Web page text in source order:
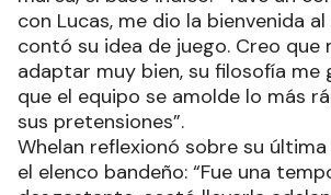
con Lucas, me dio la bienvenida
contó su idea de juego. Creo que
adaptar muy bien, su filosofía me
que el equipo se amolde lo más
sus pretensiones”.
Whelan reflexionó sobre su
el elenco bandeño: “Fue una